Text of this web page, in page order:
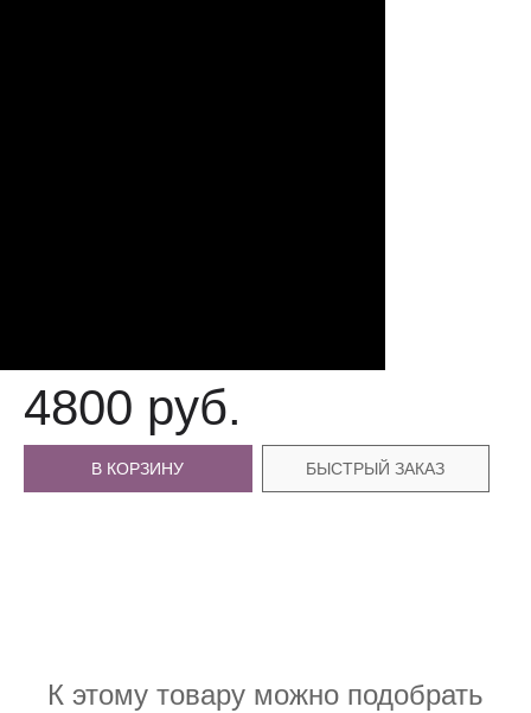
4800 руб.
В КОРЗИНУ БЫСТРЫЙ ЗАКАЗ
К этому товару можно подобрать